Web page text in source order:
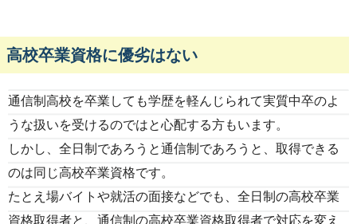
高校卒業資格に優劣はない
通信制高校を卒業しても学歴を軽んじられて実質中卒のよ
うな扱いを受けるのではと心配する方もいます。
しかし、全日制であろうと通信制であろうと、取得できる
のは同じ高校卒業資格です。
たとえ場バイトや就活の面接などでも、全日制の高校卒業
資格取得者と、通信制の高校卒業資格取得者で対応を変え